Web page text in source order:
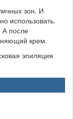
зон. И
использовать.
А после
крем.
эпиляция